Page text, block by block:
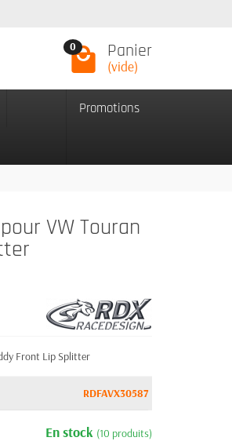
0 Panier
(vide)
Promotions
VW Touran
Front Lip Splitter
RDFAVX30587
En stock (10 produits)